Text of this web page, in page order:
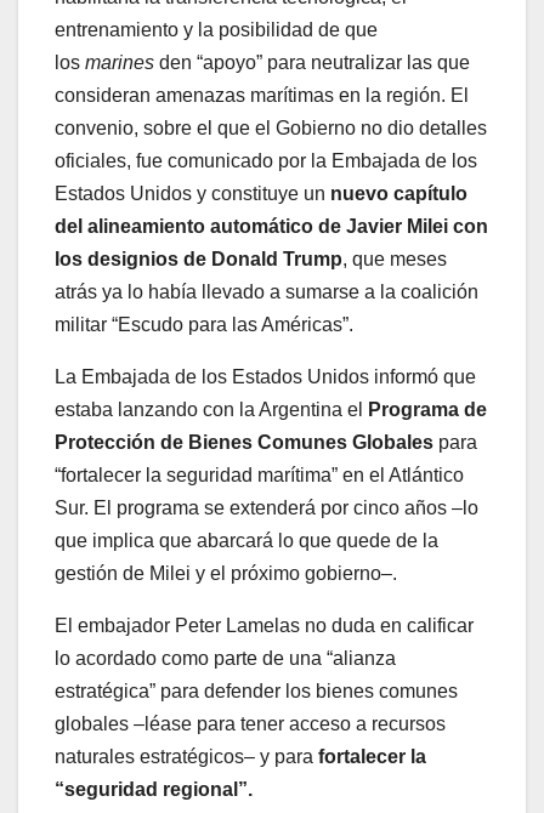
entrenamiento y la posibilidad de que
los marines den “apoyo” para neutralizar las que
consideran amenazas marítimas en la región. El
convenio, sobre el que el Gobierno no dio detalles
oficiales, fue comunicado por la Embajada de los
Estados Unidos y constituye un nuevo capítulo
del alineamiento automático de Javier Milei con
los designios de Donald Trump, que meses
atrás ya lo había llevado a sumarse a la coalición
militar “Escudo para las Américas”.
La Embajada de los Estados Unidos informó que
estaba lanzando con la Argentina el
Programa de
Protección de Bienes Comunes Globales para
“fortalecer la seguridad marítima” en el Atlántico
Sur. El programa se extenderá por cinco años –lo
que implica que abarcará lo que quede de la
gestión de Milei y el próximo gobierno–.
El embajador Peter Lamelas no duda en calificar
lo acordado como parte de una “alianza
estratégica” para defender los bienes comunes
globales –léase para tener acceso a recursos
naturales estratégicos– y para fortalecer la
“seguridad regional”.